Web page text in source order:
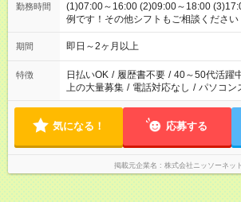
勤務時間
(1)07:00～16:00 (2)09:00～18:00 (3)17:00～
例です！その他シフトもご相談ください
期間 即日～2ヶ月以上
特徴 日払いOK / 履歴書不要 / 40～50代活躍
上の大量募集 / 電話対応なし / パソコン
気になる！ 応募する
掲載元企業名 株式会社ニッソーネット